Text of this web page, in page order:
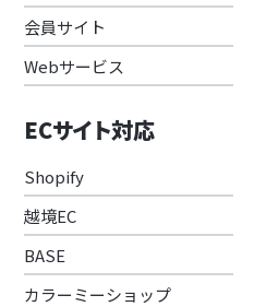
会員サイト
Webサービス
ECサイト対応
Shopify
越境EC
BASE
カラーミーショップ